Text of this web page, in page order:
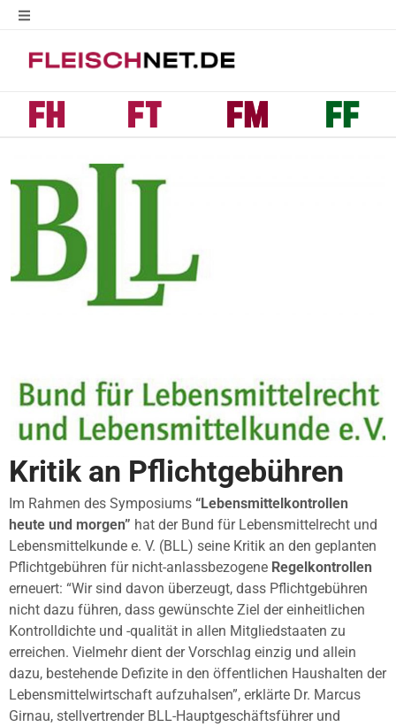
Kritik an Pflichtgebühren
Im Rahmen des Symposiums “Lebensmittelkontrollen
heute und morgen” hat der Bund für Lebensmittelrecht und
Lebensmittelkunde e. V. (BLL) seine Kritik an den geplanten
Pflichtgebühren für nicht-anlassbezogene Regelkontrollen
erneuert: “Wir sind davon überzeugt, dass Pflichtgebühren
nicht dazu führen, dass gewünschte Ziel der einheitlichen
Kontrolldichte und -qualität in allen Mitgliedstaaten zu
erreichen. Vielmehr dient der Vorschlag einzig und allein
dazu, bestehende Defizite in den öffentlichen Haushalten der
Lebensmittelwirtschaft aufzuhalsen”, erklärte Dr. Marcus
Girnau, stellvertrender BLL-Hauptgeschäftsführer und